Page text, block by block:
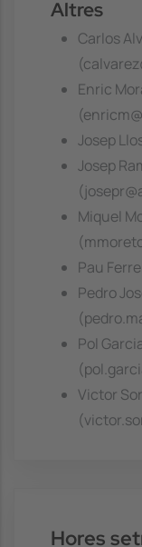
Altres
Carlos
Enric
Josep
Josep
Miquel
Pau
Pedro
Pol
Victor
Hores